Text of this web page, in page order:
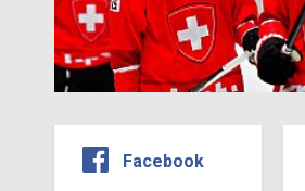
Facebook